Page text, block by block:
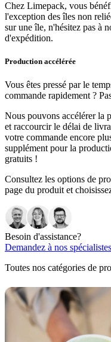
Chez Limepack, vous
l'exception des îles non
sur une île, n'hésitez pas à
d'expédition.
Production accélérée
Vous êtes pressé par le
commande rapidement ?
Nous pouvons accélérer la
et raccourcir le délai de
votre commande encore
supplément pour la
gratuits !
Consultez les options de
page du produit et
Besoin d'assistance?
Demandez à nos spécialistes
Toutes nos catégories de